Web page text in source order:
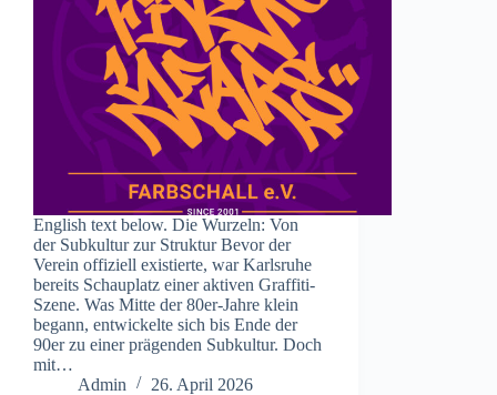
English text below. Die Wurzeln: Von
der Subkultur zur Struktur Bevor der
Verein offiziell existierte, war Karlsruhe
bereits Schauplatz einer aktiven Graffiti-
Szene. Was Mitte der 80er-Jahre klein
begann, entwickelte sich bis Ende der
90er zu einer prägenden Subkultur. Doch
mit…
Admin
26. April 2026